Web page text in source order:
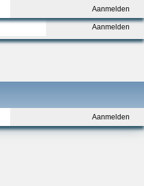
Aanmelden
Aanmelden
Aanmelden